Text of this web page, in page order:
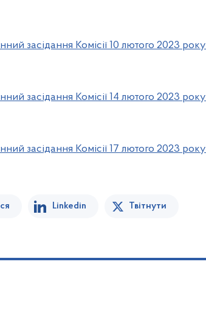
засідання Комісії 10 лютого 2023 року
засідання Комісії 14 лютого 2023 року
засідання Комісії 17 лютого 2023 року
Linkedin Твітнути